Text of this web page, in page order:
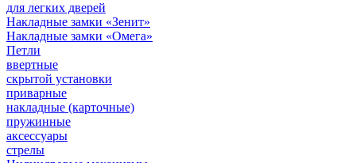
для легких дверей
Накладные замки «Зенит»
Накладные замки «Омега»
Петли
ввертные
скрытой установки
приварные
накладные (карточные)
пружинные
аксессуары
стрелы